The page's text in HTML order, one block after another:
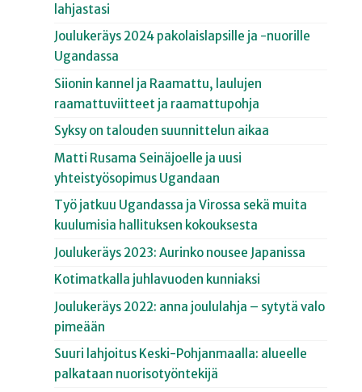
lahjastasi
Joulukeräys 2024 pakolaislapsille ja -nuorille
Ugandassa
Siionin kannel ja Raamattu, laulujen
raamattuviitteet ja raamattupohja
Syksy on talouden suunnittelun aikaa
Matti Rusama Seinäjoelle ja uusi
yhteistyösopimus Ugandaan
Työ jatkuu Ugandassa ja Virossa sekä muita
kuulumisia hallituksen kokouksesta
Joulukeräys 2023: Aurinko nousee Japanissa
Kotimatkalla juhlavuoden kunniaksi
Joulukeräys 2022: anna joululahja – sytytä valo
pimeään
Suuri lahjoitus Keski-Pohjanmaalla: alueelle
palkataan nuorisotyöntekijä